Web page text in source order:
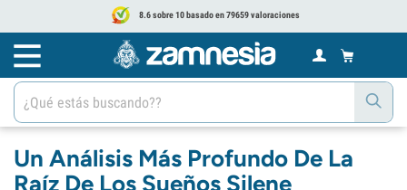
8.6 sobre 10 basado en 79659 valoraciones
Un Análisis Más Profundo De La
Raíz De Los Sueños Silene